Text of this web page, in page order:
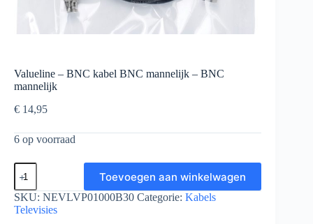
Valueline – BNC kabel BNC mannelijk – BNC
mannelijk
€ 14,95
6 op voorraad
Valueline
BNC
kabel
BNC
Toevoegen aan winkelwagen
SKU: NEVLVP01000B30 Categorie: Kabels
Televisies